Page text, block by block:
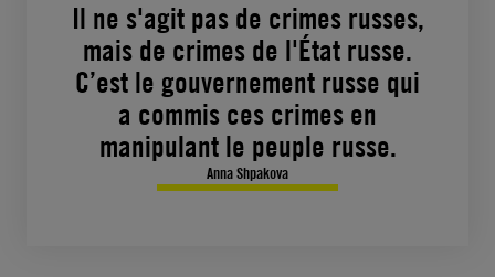
Il ne s'agit pas de crimes russes,
mais de crimes de l'État russe.
C’est le gouvernement russe qui
a commis ces crimes en
manipulant le peuple russe.
Anna Shpakova